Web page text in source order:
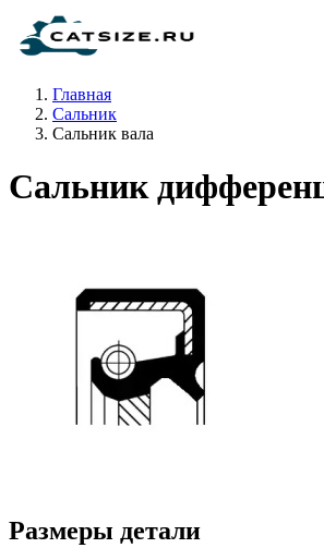
Главная
Сальник
Сальник вала
Сальник
Размеры детали